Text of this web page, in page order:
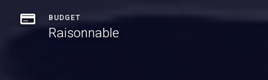
BUDGET
Raisonnable